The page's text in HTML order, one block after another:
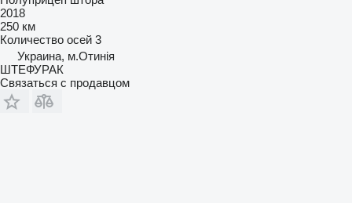
2018
250 км
Количество осей 3
Украина, м.Отинія
ШТЕФУРАК
Связаться с продавцом